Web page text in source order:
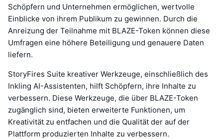
Schöpfern und Unternehmen ermöglichen, wertvolle
Einblicke von ihrem Publikum zu gewinnen. Durch die
Anreizung der Teilnahme mit BLAZE-Token können diese
Umfragen eine höhere Beteiligung und genauere Daten
liefern.
StoryFires Suite kreativer Werkzeuge, einschließlich des
Inkling AI-Assistenten, hilft Schöpfern, ihre Inhalte zu
verbessern. Diese Werkzeuge, die über BLAZE-Token
zugänglich sind, bieten erweiterte Funktionen, um
Kreativität zu entfachen und die Qualität der auf der
Plattform produzierten Inhalte zu verbessern.